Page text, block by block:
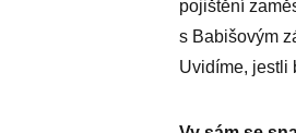
pojištění
s Babišovým
Uvidíme, jestli